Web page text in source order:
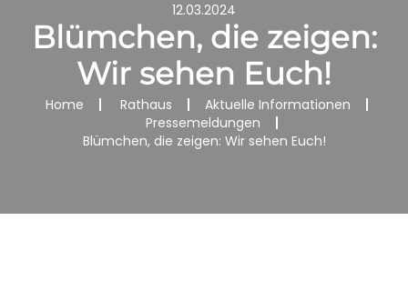
12.03.2024
Blümchen, die zeigen:
Wir sehen Euch!
Home Rathaus
Aktuelle Informationen
Pressemeldungen
Blümchen, die zeigen: Wir sehen Euch!